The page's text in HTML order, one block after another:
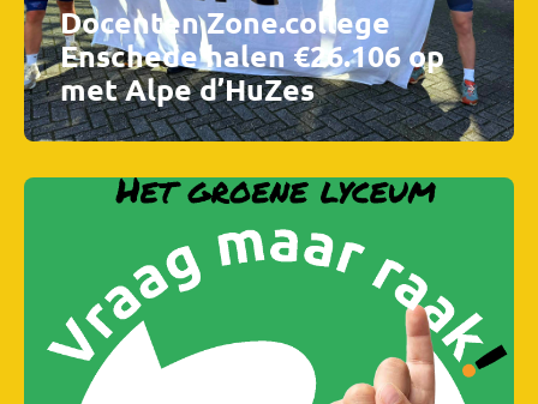
Docenten Zone.college
Enschede halen €26.106 op
met Alpe d’HuZes